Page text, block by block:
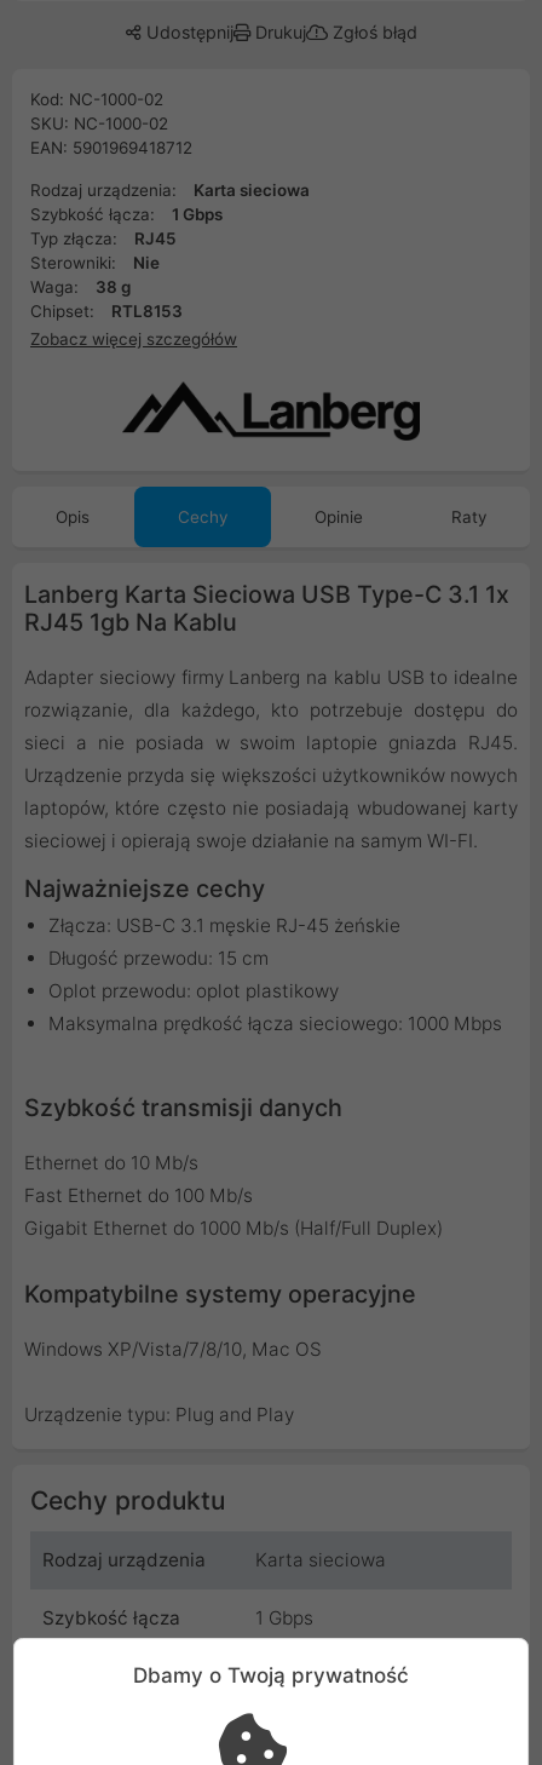
Udostępnij Drukuj Zgłoś błąd
Kod: NC-1000-02
SKU: NC-1000-02
EAN: 5901969418712
Rodzaj urządzenia:
Karta sieciowa
Szybkość łącza:
1 Gbps
Typ złącza:
RJ45
Sterowniki:
Nie
Waga:
38 g
Chipset:
RTL8153
Zobacz więcej szczegółów
Opis Cechy Opinie Raty
Lanberg Karta Sieciowa USB Type-C 3.1 1x
RJ45 1gb Na Kablu
Adapter sieciowy firmy Lanberg na kablu USB to idealne
rozwiązanie, dla każdego, kto potrzebuje dostępu do
sieci a nie posiada w swoim laptopie gniazda RJ45.
Urządzenie przyda się większości użytkowników nowych
laptopów, które często nie posiadają wbudowanej karty
sieciowej i opierają swoje działanie na samym WI-FI.
Najważniejsze cechy
Złącza: USB-C 3.1 męskie RJ-45 żeńskie
Długość przewodu: 15 cm
Oplot przewodu: oplot plastikowy
Maksymalna prędkość łącza sieciowego: 1000 Mbps
Szybkość transmisji danych
Ethernet do 10 Mb/s
Fast Ethernet do 100 Mb/s
Gigabit Ethernet do 1000 Mb/s (Half/Full Duplex)
Kompatybilne systemy operacyjne
Windows XP/Vista/7/8/10, Mac OS
Urządzenie typu: Plug and Play
Cechy produktu
Rodzaj urządzenia Karta sieciowa
Szybkość łącza 1 Gbps
RJ45
Nie
Dbamy o Twoją prywatność